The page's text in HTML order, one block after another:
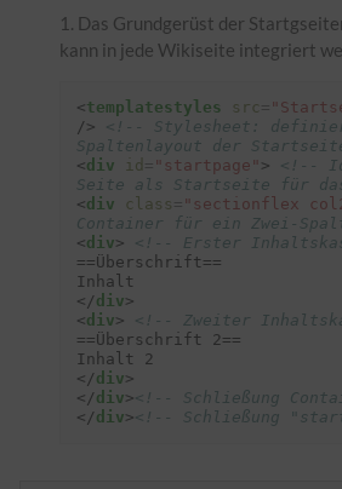
Das Grundgerüst der
kann in jede Wikiseite integriert
<templatestyles src
/>
<!-- Stylesheet:
Spaltenlayout der
<div id "startpage" >
<!--
Seite als Startseite für
<div class "sectionflex
Container für ein Zwei-
<div>
<!-- Erster
==Überschrift==
</ div>
<div>
<!-- Zweiter
==Überschrift 2==
</ div>
</ div><!-- Schließung
</ div><!-- Schließung